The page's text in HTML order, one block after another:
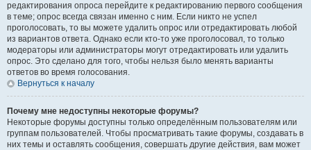
редактирования опроса перейдите к редактированию первого сообщения
в теме; опрос всегда связан именно с ним. Если никто не успел
проголосовать, то вы можете удалить опрос или отредактировать любой
из вариантов ответа. Однако если кто-то уже проголосовал, то только
модераторы или администраторы могут отредактировать или удалить
опрос. Это сделано для того, чтобы нельзя было менять варианты
ответов во время голосования.
Вернуться к началу
Почему мне недоступны некоторые форумы?
Некоторые форумы доступны только определённым пользователям или
группам пользователей. Чтобы просматривать такие форумы, создавать в
них темы и оставлять сообщения, совершать другие действия, вам может